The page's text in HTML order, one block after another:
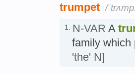
trumpet /
1. N-VAR A
family
'the' N]